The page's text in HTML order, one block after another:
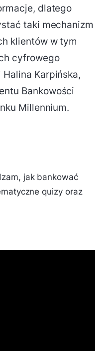
dlatego
taki mechanizm
klientów w tym
cyfrowego
Karpińska,
Bankowości
Millennium.
jak bankować
quizy oraz